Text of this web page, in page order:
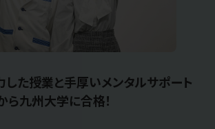
た授業と手厚いメンタルサポート
ら九州大学に合格！